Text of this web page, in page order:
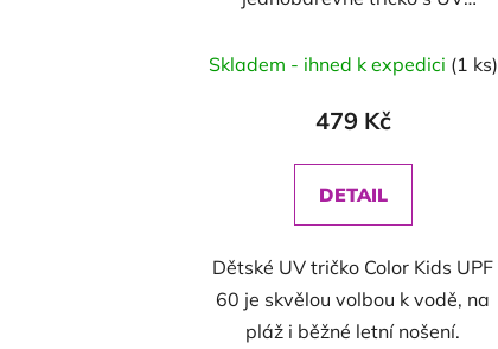
Skladem - ihned k expedici (1 ks)
479 Kč
DETAIL
Dětské UV tričko Color Kids UPF
60 je skvělou volbou k vodě, na
pláž i běžné letní nošení.